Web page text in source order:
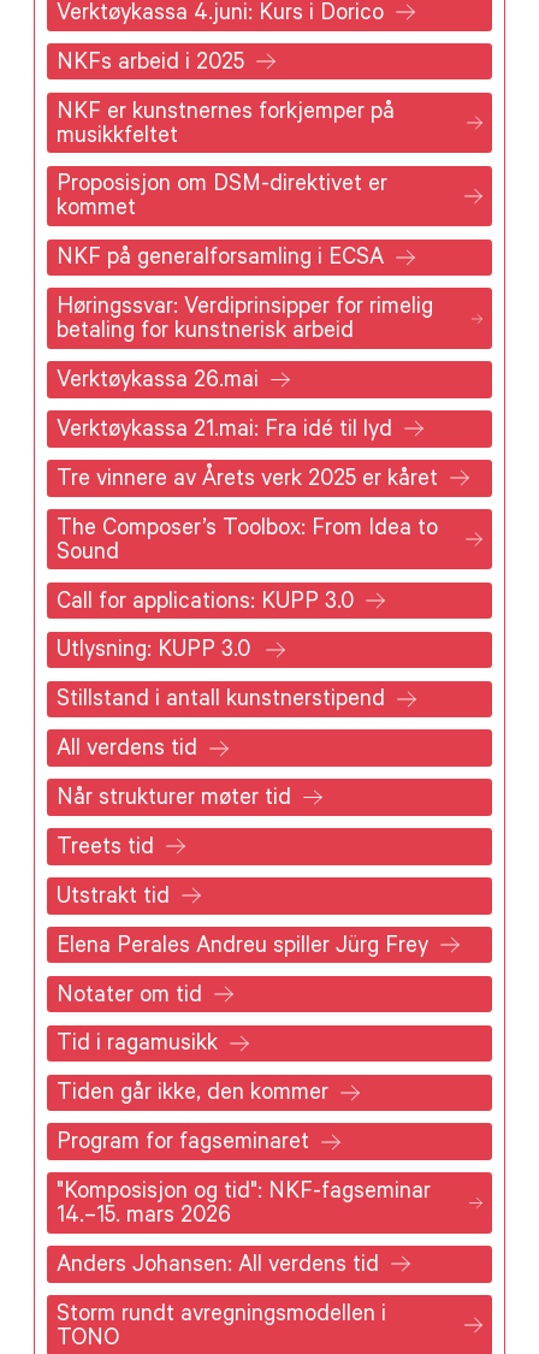
Verktøykassa 4.juni: Kurs i Dorico
NKFs arbeid i 2025
NKF er kunstnernes forkjemper på
musikkfeltet
Proposisjon om DSM-direktivet er
kommet
NKF på generalforsamling i ECSA
Høringssvar: Verdiprinsipper for rimelig
betaling for kunstnerisk arbeid
Verktøykassa 26.mai
Verktøykassa 21.mai: Fra idé til lyd
Tre vinnere av Årets verk 2025 er kåret
The Composer’s Toolbox: From Idea to
Sound
Call for applications: KUPP 3.0
Utlysning: KUPP 3.0
Stillstand i antall kunstnerstipend
All verdens tid
Når strukturer møter tid
Treets tid
Utstrakt tid
Elena Perales Andreu spiller Jürg Frey
Notater om tid
Tid i ragamusikk
Tiden går ikke, den kommer
Program for fagseminaret
"Komposisjon og tid": NKF-fagseminar
14.–15. mars 2026
Anders Johansen: All verdens tid
Storm rundt avregningsmodellen i
TONO